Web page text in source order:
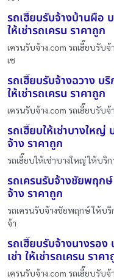
รถเฮี๊ยบรับจ้างบ้านผือ
ให้เช่ารถเครน ราคาถูก
เครนรับจ้าง.com รถเฮี๊ยบรับ
เช
รถเฮี๊ยบรับจ้างฉวาง บริ
ให้เช่ารถเครน ราคาถูก
เครนรับจ้าง.com รถเฮี๊ยบรับจ้
รถเฮี๊ยบให้เช่าบางใหญ่
จ้าง ราคาถูก
รถเฮี๊ยบให้เช่าบางใหญ่ ให้บริ
รถเครนรับจ้างชัยพฤก
จ้าง ราคาถูก
รถเครนรับจ้างชัยพฤกษ์ ให้บริ
จ้า
รถเฮี๊ยบรับจ้างนางรอง
เช่า ให้เช่ารถเครน ราค
เครนรับจ้าง.com รถเฮี๊ยบรับจ้